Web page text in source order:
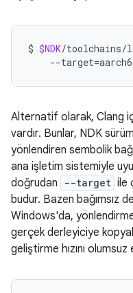
$ $NDK/toolchains/
--target=
Alternatif olarak, Clang
vardır. Bunlar, NDK
yönlendiren sembolik
ana işletim sistemiyle
doğrudan
--target ile
budur. Bazen bağımsız
Windows'da,
gerçek derleyiciye
geliştirme hızını olumsuz